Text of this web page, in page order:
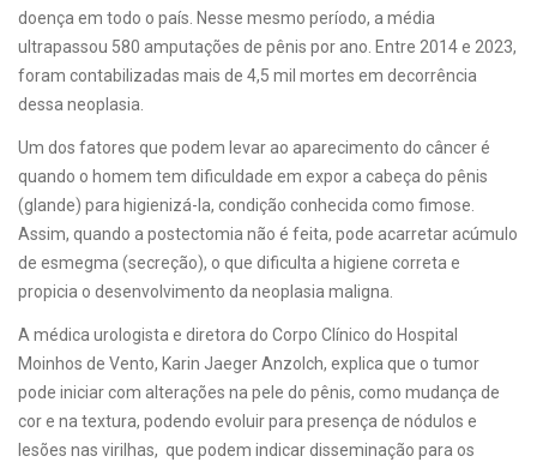
doença em todo o país. Nesse mesmo período, a média
ultrapassou 580 amputações de pênis por ano. Entre 2014 e 2023,
foram contabilizadas mais de 4,5 mil mortes em decorrência
dessa neoplasia.
Um dos fatores que podem levar ao aparecimento do câncer é
quando o homem tem dificuldade em expor a cabeça do pênis
(glande) para higienizá-la, condição conhecida como fimose.
Assim, quando a postectomia não é feita, pode acarretar acúmulo
de esmegma (secreção), o que dificulta a higiene correta e
propicia o desenvolvimento da neoplasia maligna.
A médica urologista e diretora do Corpo Clínico do Hospital
Moinhos de Vento, Karin Jaeger Anzolch, explica que o tumor
pode iniciar com alterações na pele do pênis, como mudança de
cor e na textura, podendo evoluir para presença de nódulos e
lesões nas virilhas, que podem indicar disseminação para os